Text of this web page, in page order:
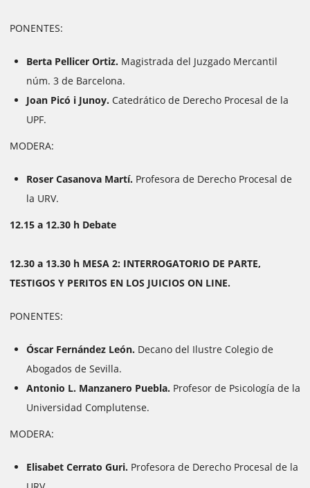
PONENTES:
Berta Pellicer Ortiz. Magistrada del Juzgado Mercantil
núm. 3 de Barcelona.
Joan Picó i Junoy. Catedrático de Derecho Procesal de la
UPF.
MODERA:
Roser Casanova Martí. Profesora de Derecho Procesal de
la URV.
12.15 a 12.30 h Debate
12.30 a 13.30 h MESA 2: INTERROGATORIO DE PARTE,
TESTIGOS Y PERITOS EN LOS JUICIOS ON LINE.
PONENTES:
Óscar Fernández León. Decano del Ilustre Colegio de
Abogados de Sevilla.
Antonio L. Manzanero Puebla. Profesor de Psicología de la
Universidad Complutense.
MODERA:
Elisabet Cerrato Guri. Profesora de Derecho Procesal de la